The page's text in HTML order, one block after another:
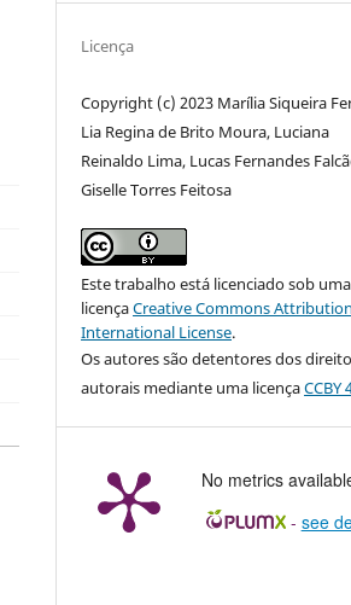
Licença
Copyright (c) 2023 Marília Siqueira
Lia Regina de Brito Moura, Luciana
Reinaldo Lima, Lucas Fernandes
Giselle Torres Feitosa
Este trabalho está licenciado sob uma
licençaCreative Commons
International License.
Os autores são detentores dos
autorais mediante uma licençaCCBY
No metrics
- see